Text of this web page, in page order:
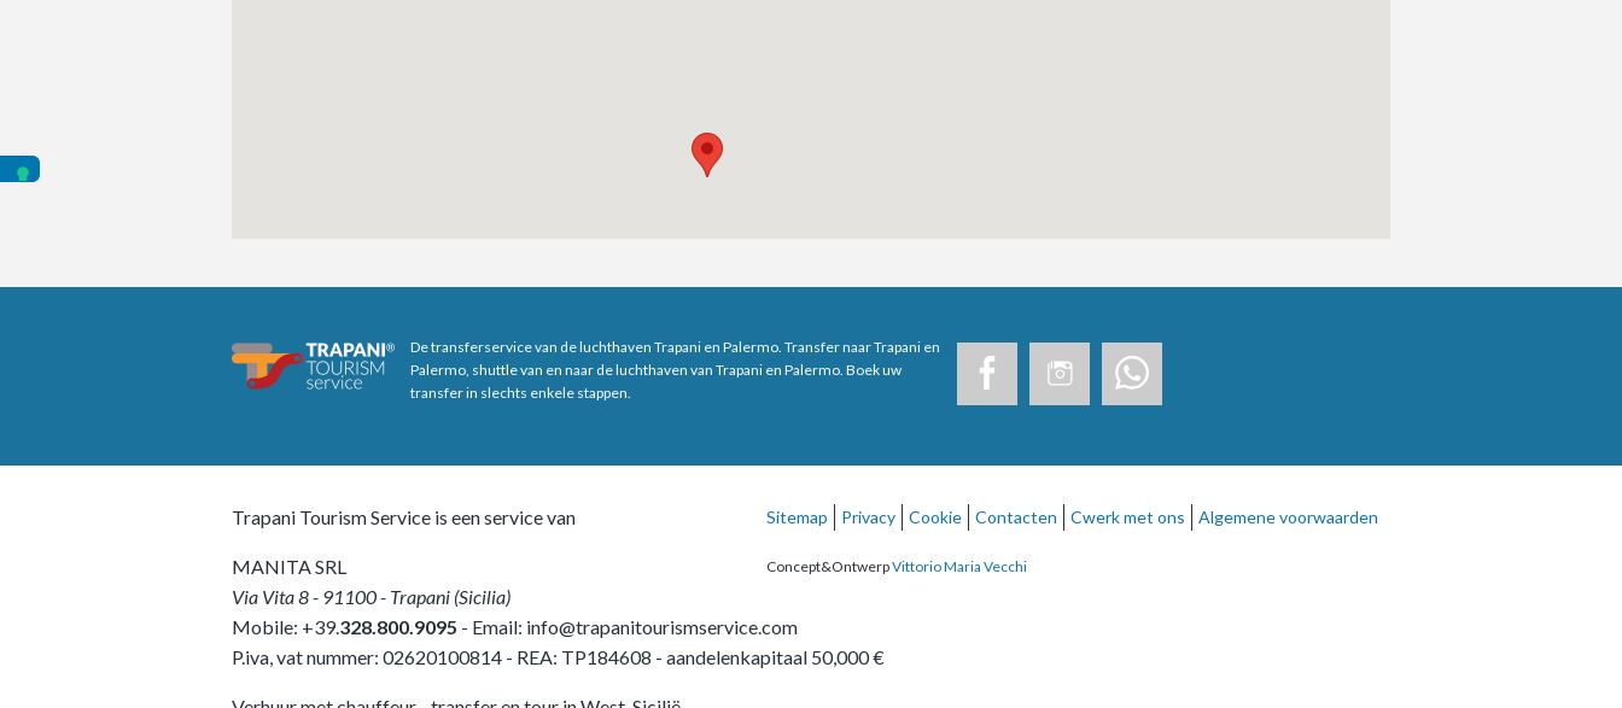
De transferservice van de luchthaven Trapani en Palermo. Transfer naar Trapani en
Palermo, shuttle van en naar de luchthaven van Trapani en Palermo. Boek uw
transfer in slechts enkele stappen.
Trapani Tourism Service is een service van
MANITA SRL
Via Vita 8- 91100- Trapani (Sicilia)
Mobile: +39.328.800.9095 - Email: info@trapanitourismservice.com
P.iva, vat nummer: 02620100814 - REA: TP184608 - aandelenkapitaal 50,000 €
Sitemap Privacy Cookie Contacten Cwerk met ons Algemene voorwaarden
Concept&OntwerpVittorio Maria Vecchi